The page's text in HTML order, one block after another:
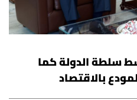
سلطة الدولة كما
بالاقتصاد